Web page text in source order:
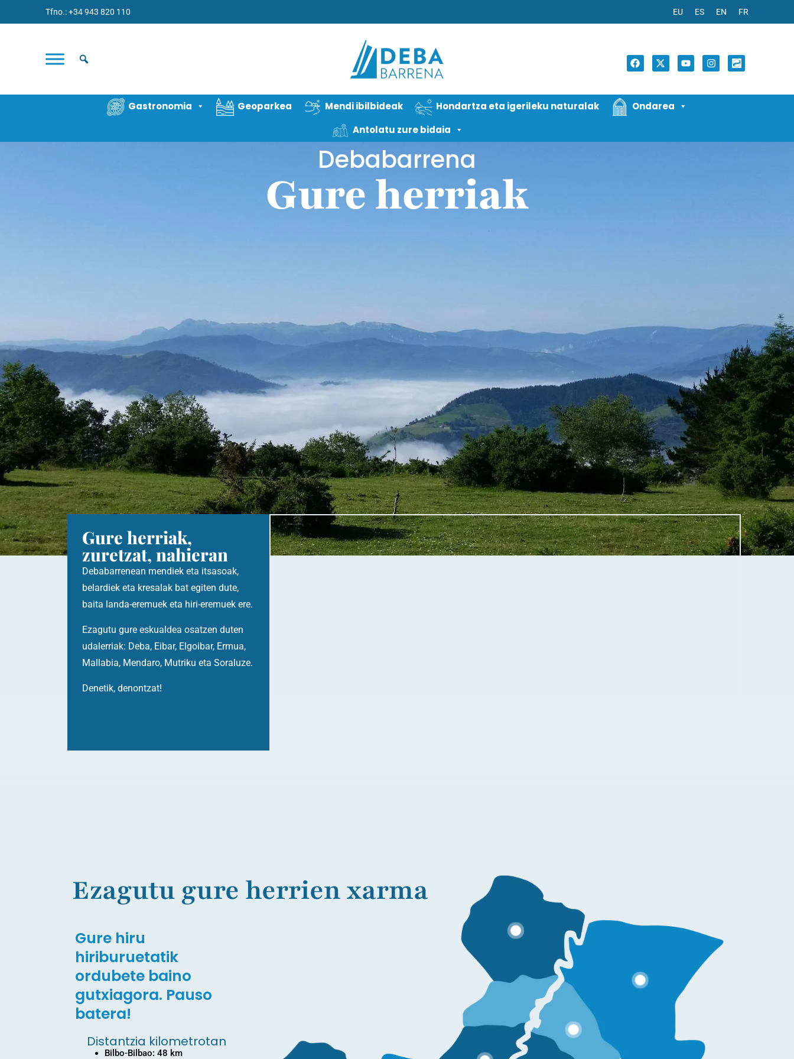
Tfno.: +34 943 820 110 EU ES EN FR
Gastronomia Geoparkea Mendi ibilbideak Hondartza eta igerileku naturalak
Ondarea
Antolatu zure bidaia
Debabarrena
Gure herriak
Gure herriak,
zuretzat, nahieran
Debabarrenean mendiek eta itsasoak,
belardiek eta kresalak bat egiten dute,
baita landa-eremuek eta hiri-eremuek ere.
Ezagutu gure eskualdea osatzen duten
udalerriak: Deba, Eibar, Elgoibar, Ermua,
Mallabia, Mendaro, Mutriku eta Soraluze.
Denetik, denontzat!
Ezagutu gure herrien xarma
Gure hiru
hiriburuetatik
ordubete baino
gutxiagora. Pauso
batera!
Distantzia kilometrotan
Bilbo-Bilbao: 48 km
Informazio gehiago
Informazio gehiago
Informazio gehiago